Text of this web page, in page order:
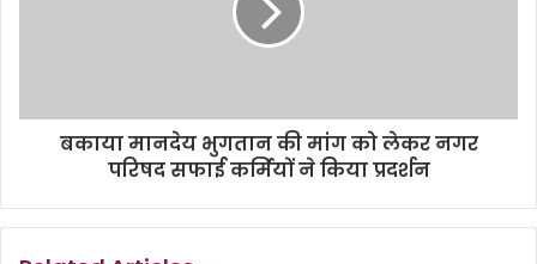
बकाया मानदेय भुगतान की मांग को लेकर नगर
परिषद सफाई कर्मियों ने किया प्रदर्शन